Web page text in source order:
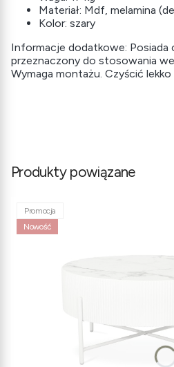
Materiał: Mdf, melamina
Kolor: szary
Informacje dodatkowe:
przeznaczony do stosowania
Wymaga montażu. Czyścić
Produkty powiązane
Promocja
Nowość